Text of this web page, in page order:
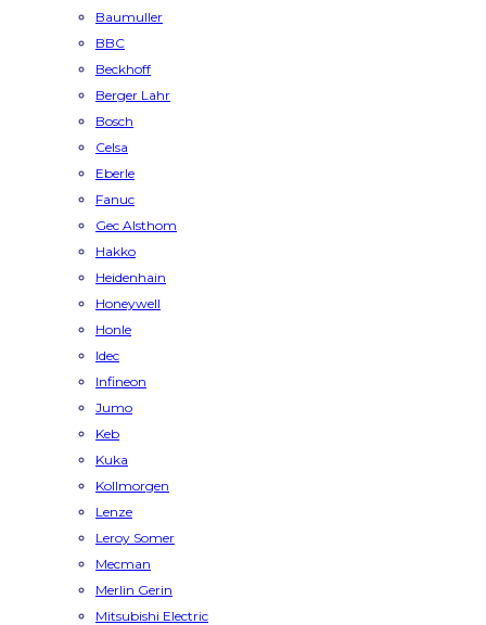
Baumuller
BBC
Beckhoff
Berger Lahr
Bosch
Celsa
Eberle
Fanuc
Gec Alsthom
Hakko
Heidenhain
Honeywell
Honle
Idec
Infineon
Jumo
Keb
Kuka
Kollmorgen
Lenze
Leroy Somer
Mecman
Merlin Gerin
Mitsubishi Electric